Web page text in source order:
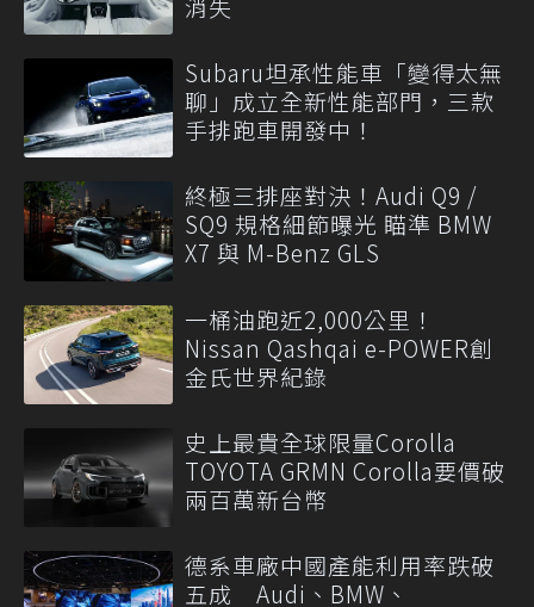
消失
Subaru坦承性能車「變得太無
聊」成立全新性能部門，三款
手排跑車開發中！
終極三排座對決！Audi Q9 /
SQ9 規格細節曝光 瞄準 BMW
X7 與 M-Benz GLS
一桶油跑近2,000公里！
Nissan Qashqai e-POWER創
金氏世界紀錄
史上最貴全球限量Corolla
TOYOTA GRMN Corolla要價破
兩百萬新台幣
德系車廠中國產能利用率跌破
五成 Audi、BMW、